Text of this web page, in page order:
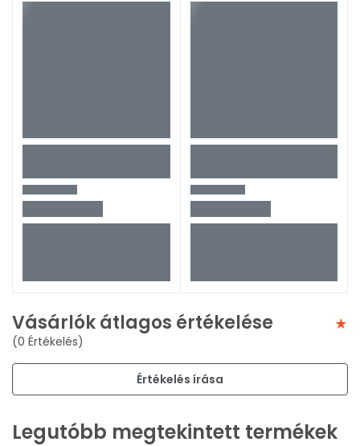
Vásárlók átlagos értékelése
(0 Értékelés)
Értékelés írása
Legutóbb megtekintett termékek